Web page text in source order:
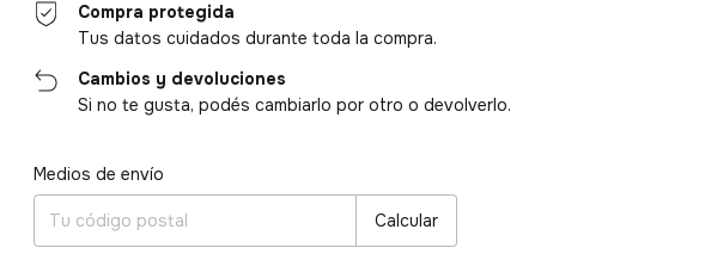
Compra protegida
Tus datos cuidados durante toda la compra.
Cambios y devoluciones
Si no te gusta, podés cambiarlo por otro o devolverlo.
Entregas para el CP:
Medios de envío
Calcular